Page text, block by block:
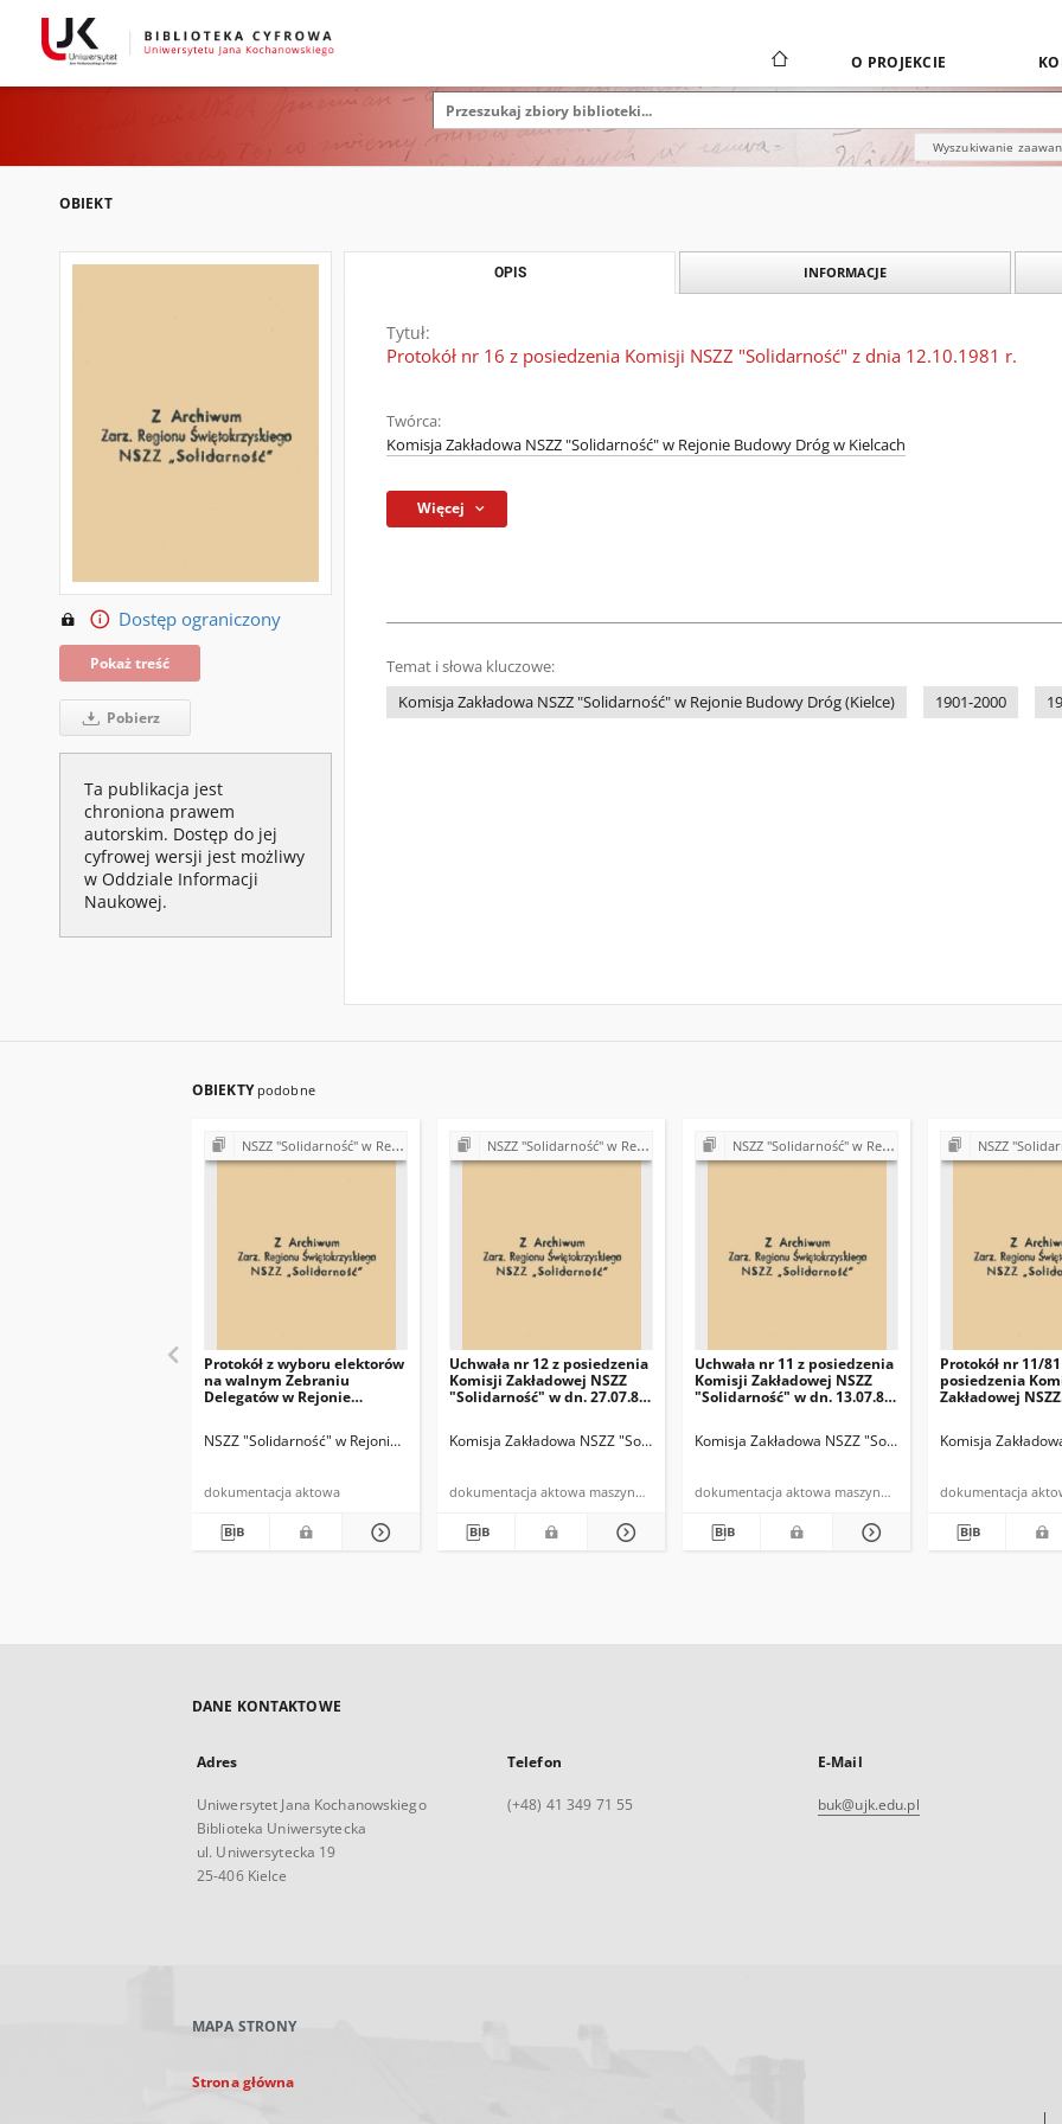
O PROJEKCIE
Wyszukiwanie
OBIEKT
Dostęp ograniczony
Pokaż treść
Pobierz
Ta publikacja jest
chroniona prawem
autorskim. Dostęp do jej
cyfrowej wersji jest możliwy
w Oddziale Informacji
Naukowej.
OPIS INFORMACJE
Tytuł:
Protokół nr 16 z posiedzenia Komisji NSZZ "Solidarność" z dnia 12.10.1981 r.
Twórca:
Komisja Zakładowa NSZZ "Solidarność" w Rejonie Budowy Dróg w Kielcach
Więcej
Temat i słowa kluczowe:
Komisja Zakładowa NSZZ "Solidarność" w Rejonie Budowy Dróg (Kielce)
1901-2000
OBIEKTY podobne
NSZZ "Solidarność" w Rejonie Budowy Dróg w Kielcach (Komisje Oddziałowe, wybory, sprawy pracownicze)
Protokół z wyboru elektorów
na walnym Zebraniu
Delegatów w Rejonie
NSZZ "Solidarność" w Rejonie Budowy Dróg w Kielcach Komisja Zakładowa NSZZ "Solidarność" w Rejonie Budowy Dróg w Kielcach
dokumentacja aktowa
NSZZ "Solidarność" w Rejonie Budowy Dróg w Kielcach
Uchwała nr 12 z posiedzenia
Komisji Zakładowej NSZZ
"Solidarność" w dn. 27.07.81
Komisja Zakładowa NSZZ "Solidarność" w Rejonie Budowy Dróg w Kielcach
dokumentacja aktowa maszynopis
NSZZ "Solidarność" w Rejonie Budowy Dróg w Kielcach
Uchwała nr 11 z posiedzenia
Komisji Zakładowej NSZZ
"Solidarność" w dn. 13.07.81
Komisja Zakładowa NSZZ "Solidarność" w Rejonie
dokumentacja aktowa maszynopis
NSZZ "Solidarność" w
Protokół nr 11/
posiedzenia
Zakładowej NSZZ
Komisja
DANE KONTAKTOWE
Adres
Uniwersytet Jana Kochanowskiego
Biblioteka Uniwersytecka
ul. Uniwersytecka 19
25-406 Kielce
Telefon
(+48) 41 349 71 55
E-Mail
buk@ujk.edu.pl
MAPA STRONY
Strona główna